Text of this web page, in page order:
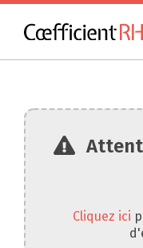
Cliquez ici